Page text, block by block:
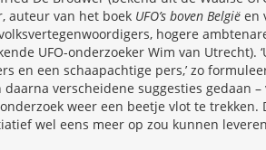
auteur van het boek UFO’s boven België en
hogere
UFO-onderzoeker Wim van Utrecht).
en een schaapachtige pers,’ zo
verscheidene suggesties gedaan –
weer een beetje vlot te trekken.
wel eens meer op zou kunnen